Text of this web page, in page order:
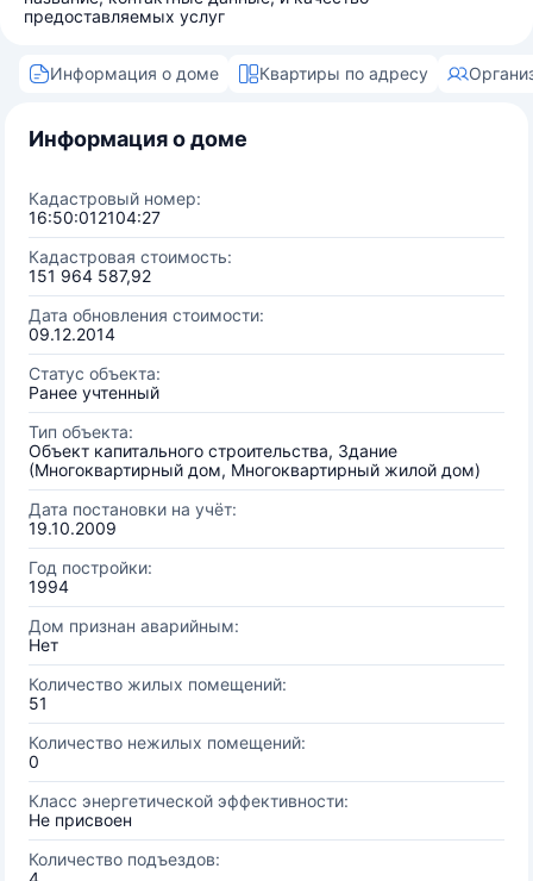
предоставляемых услуг
Информация о доме Квартиры по адресу
Информация о доме
Кадастровый номер:
16:50:012104:27
Кадастровая стоимость:
151 964 587,92
Дата обновления стоимости:
09.12.2014
Статус объекта:
Ранее учтенный
Тип объекта:
Объект капитального строительства, Здание
(Многоквартирный дом, Многоквартирный жилой дом)
Дата постановки на учёт:
19.10.2009
Год постройки:
1994
Дом признан аварийным:
Нет
Количество жилых помещений:
51
Количество нежилых помещений:
0
Класс энергетической эффективности:
Не присвоен
Количество подъездов: